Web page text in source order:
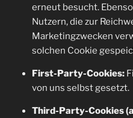
erneut besucht.
Nutzern, die zur
Marketingzwecken
solchen Cookie
First-Party-Cookies:
von uns selbst gesetzt.
Third-Party-Cookies